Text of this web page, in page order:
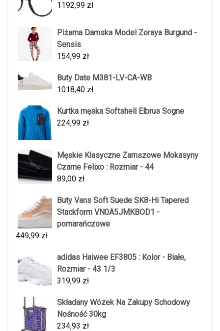
1192,99 zł
Piżama Damska Model Zoraya Burgund -
Sensis
154,99 zł
Buty Date M381-LV-CA-WB
1018,40 zł
Kurtka męska Softshell Elbrus Sogne
224,99 zł
Męskie Klasyczne Zamszowe Mokasyny
Czarne Felixo : Rozmiar - 44
89,00 zł
Buty Vans Soft Suede SK8-Hi Tapered
Stackform VN0A5JMKBOD1 -
pomarańczowe
449,99 zł
adidas Haiwee EF3805 : Kolor - Białe,
Rozmiar - 43 1/3
319,99 zł
Składany Wózek Na Zakupy Schodowy
Nośność 30kg
234,93 zł